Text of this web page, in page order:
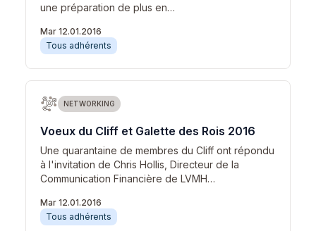
une préparation de plus en…
Mar 12.01.2016
Tous adhérents
NETWORKING
Voeux du Cliff et Galette des Rois 2016
Une quarantaine de membres du Cliff ont répondu
à l'invitation de Chris Hollis, Directeur de la
Communication Financière de LVMH…
Mar 12.01.2016
Tous adhérents